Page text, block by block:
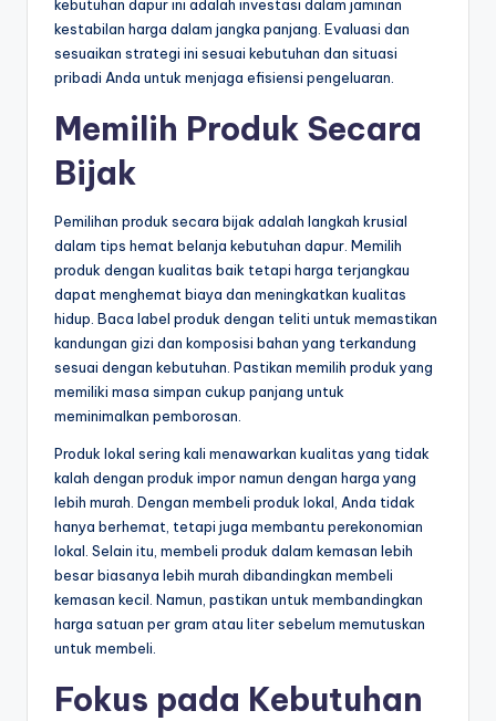
kebutuhan dapur ini adalah investasi dalam jaminan
kestabilan harga dalam jangka panjang. Evaluasi dan
sesuaikan strategi ini sesuai kebutuhan dan situasi
pribadi Anda untuk menjaga efisiensi pengeluaran.
Memilih Produk Secara
Bijak
Pemilihan produk secara bijak adalah langkah krusial
dalam tips hemat belanja kebutuhan dapur. Memilih
produk dengan kualitas baik tetapi harga terjangkau
dapat menghemat biaya dan meningkatkan kualitas
hidup. Baca label produk dengan teliti untuk memastikan
kandungan gizi dan komposisi bahan yang terkandung
sesuai dengan kebutuhan. Pastikan memilih produk yang
memiliki masa simpan cukup panjang untuk
meminimalkan pemborosan.
Produk lokal sering kali menawarkan kualitas yang tidak
kalah dengan produk impor namun dengan harga yang
lebih murah. Dengan membeli produk lokal, Anda tidak
hanya berhemat, tetapi juga membantu perekonomian
lokal. Selain itu, membeli produk dalam kemasan lebih
besar biasanya lebih murah dibandingkan membeli
kemasan kecil. Namun, pastikan untuk membandingkan
harga satuan per gram atau liter sebelum memutuskan
untuk membeli.
Fokus pada Kebutuhan